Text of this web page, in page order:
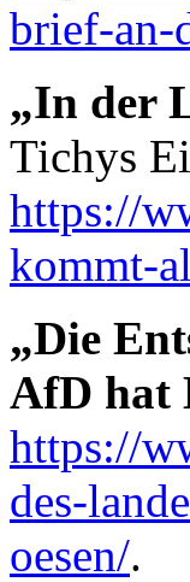
brief-an-
„In der
Tichys
https://
kommt-
„Die
AfD hat
https://
des-
oesen/.